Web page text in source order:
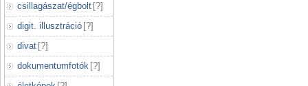
csillagászat/égbolt [?]
digit. illusztráció [?]
divat [?]
dokumentumfotók [?]